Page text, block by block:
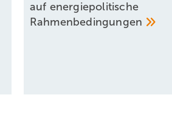
auf energiepolitische
Rahmenbedingungen